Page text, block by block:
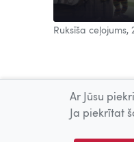
Ruksīša ceļojums,
Ar Jūsu
Ja piekrītat